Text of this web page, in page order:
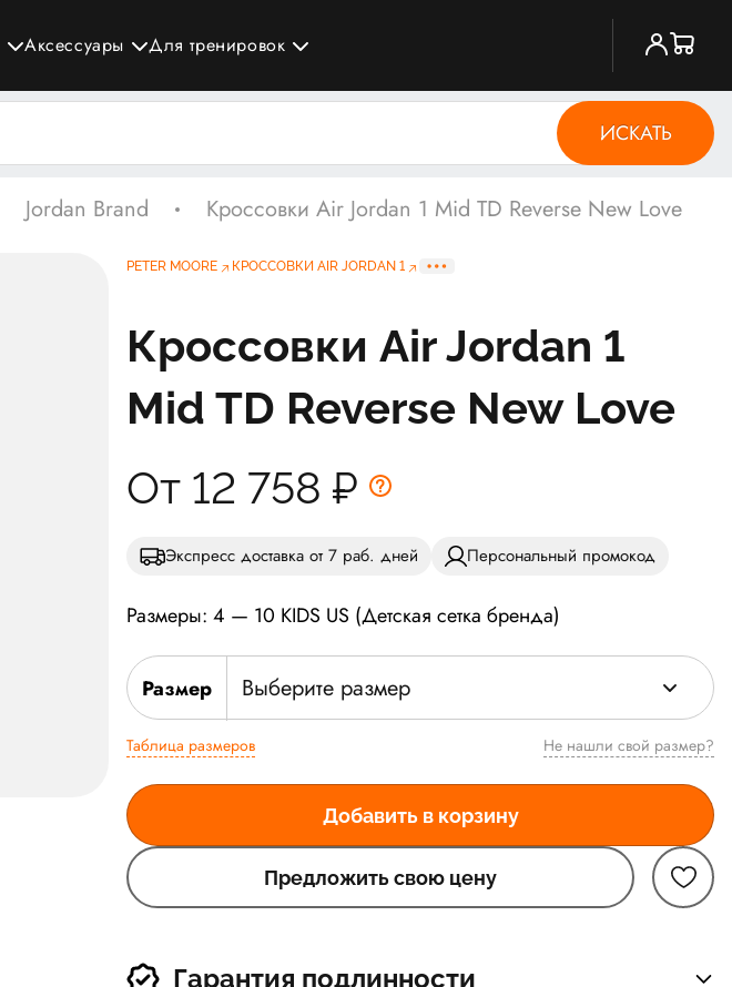
Аксессуары Для тренировок
ИСКАТЬ
Jordan Brand Кроссовки Air Jordan 1 Mid TD Reverse New Love
PETER MOORE КРОССОВКИ AIR JORDAN 1
Кроссовки Air Jordan 1
Mid TD Reverse New Love
От 12 758 ₽
Экспресс доставка от 7 раб. дней Персональный промокод
Размеры: 4 — 10 KIDS US (Детская сетка бренда)
Размер Выберите размер
Таблица размеров Не нашли свой размер?
Добавить в корзину
Предложить свою цену
Гарантия подлинности